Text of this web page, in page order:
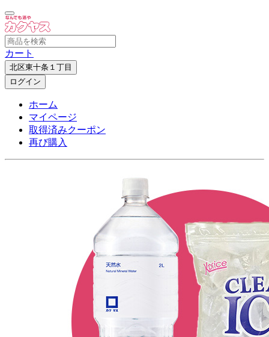
カート
北区東十条１丁目
ログイン
ホーム
マイページ
取得済みクーポン
再び購入